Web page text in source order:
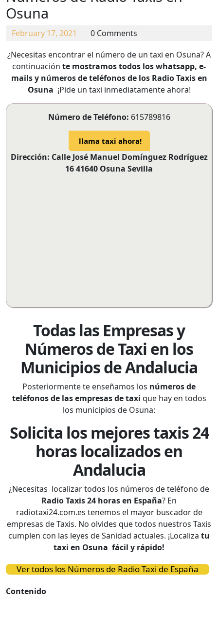
Osuna
February 17, 2021 February
2021
0 Comments
¿Necesitas encontrar el número de un taxi en Osuna? A
continuación te mostramos todos los whatsapp, e-
mails y números de teléfonos de los Radio Taxis en
Osuna ¡Pide un taxi inmediatamente ahora!
Número de Teléfono: 615789816
llama taxi ahora!
Dirección: Calle José Manuel Domínguez Rodríguez
16 41640 Osuna Sevilla
Todas las Empresas y
Números de Taxi en los
Municipios de Andalucia
Posteriormente te enseñamos los números de
teléfonos de las empresas de taxi que hay en todos
los municipios de Osuna:
Solicita los mejores taxis 24
horas localizados en
Andalucia
¿Necesitas localizar todos los números de teléfono de
Radio Taxis 24 horas en España? En
radiotaxi24.com.es tenemos el mayor buscador de
empresas de Taxis. No olvides que todos nuestros Taxis
cumplen con las leyes de Sanidad actuales. ¡Localiza tu
taxi en Osuna fácil y rápido!
Ver todos los Números de Radio Taxi de España
Contenido